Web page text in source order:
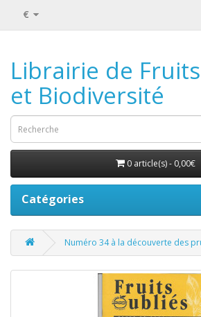
€
Librairie de
et Biodiversité
0 article(s) - 0,00€
Catégories
Numéro 34 à la découverte des